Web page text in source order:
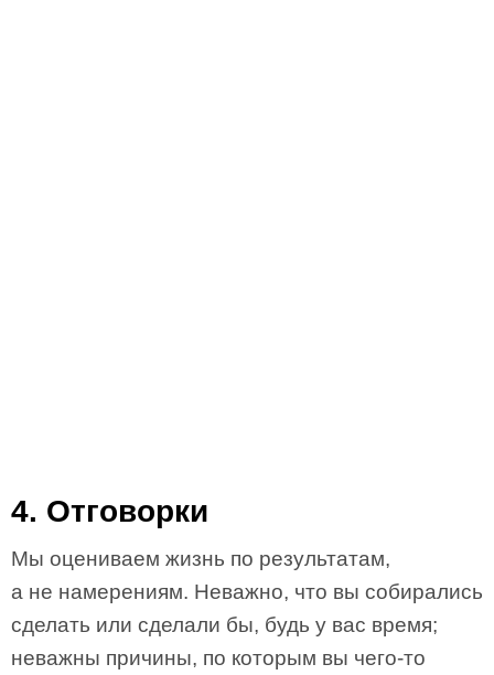
4. Отговорки
Мы оцениваем жизнь по результатам,
а не намерениям. Неважно, что вы собирались
сделать или сделали бы, будь у вас время;
неважны причины, по которым вы чего-то